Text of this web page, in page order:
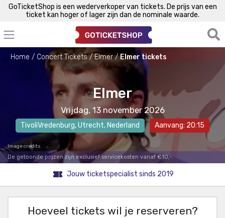
GoTicketShop is een wederverkoper van tickets. De prijs van een
ticket kan hoger of lager zijn dan de nominale waarde.
Home Concert Tickets Elmer Elmer tickets
Elmer
Vrijdag, 13 november 2026
TivoliVredenburg,Utrecht, Nederland Aanvang: 20:15
Image credits
De getoonde prijzen zijn exclusief servicekosten vanaf €10,-.
Jouw ticketspecialist sinds 2019
Hoeveel tickets wil je reserveren?